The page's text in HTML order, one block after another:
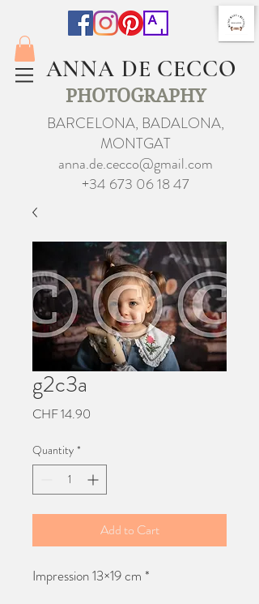
ANNA DE CECCO
PHOTOGRAPHY
BARCELONA, BADALONA,
MONTGAT
anna.de.cecco@gmail.com
+34 673 06 18 47
g2c3a
CHF 14.90
Quantity *
Add to Cart
Impression 13×19 cm *